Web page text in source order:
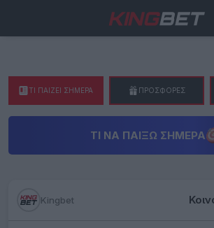
ΤΙ ΠΑΙΖΕΙ ΣΗΜΕΡΑ ΠΡΟΣΦΟΡΕΣ
ΤΙ ΝΑ ΠΑΊΞΩ ΣΉΜΕΡΑ
Kingbet